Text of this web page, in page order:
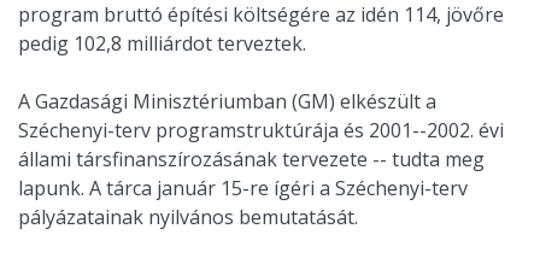
program bruttó építési költségére az idén 114, jövőre
pedig 102,8 milliárdot terveztek.
A Gazdasági Minisztériumban (GM) elkészült a
Széchenyi-terv programstruktúrája és 2001--2002. évi
állami társfinanszírozásának tervezete -- tudta meg
lapunk. A tárca január 15-re ígéri a Széchenyi-terv
pályázatainak nyilvános bemutatását.